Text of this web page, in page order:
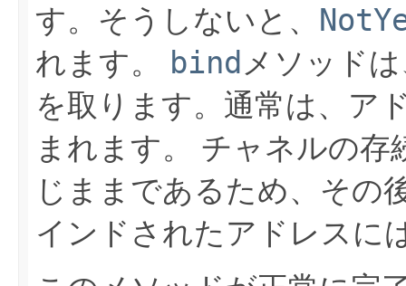
す。そうしないと、
れます。 bind メソッド
を取ります。通常は、ア
まれます。
チャネルの存
じままであるため、その
インドされたアドレスに